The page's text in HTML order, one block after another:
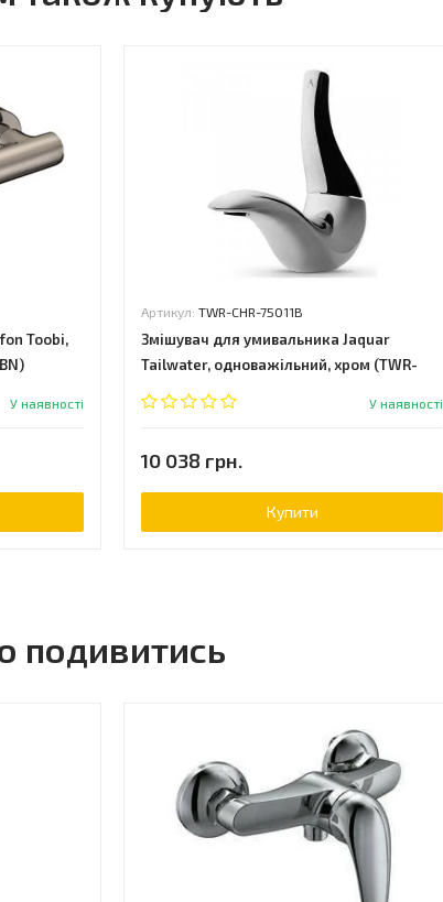
Toobi,
У наявності
Артикул: TWR-CHR-75011B
Змішувач для умивальника Jaquar
Tailwater, одноважільний, хром (TWR-
CHR-75011B)
У наявності
10 038 грн.
Купити
подивитись